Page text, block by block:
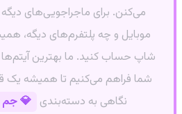
می‌کنن. برای ماجراجویی‌های
موبایل و چه پلتفرم‌های دیگه،
شاپ حساب کنید. ما بهترین
شما فراهم می‌کنیم تا همیشه یک
نگاهی به دسته‌بندی 💎 جم